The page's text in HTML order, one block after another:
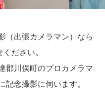
（出張カメラマン）なら
ださい。
郡川俣町のプロカメラマ
記念撮影に伺います。